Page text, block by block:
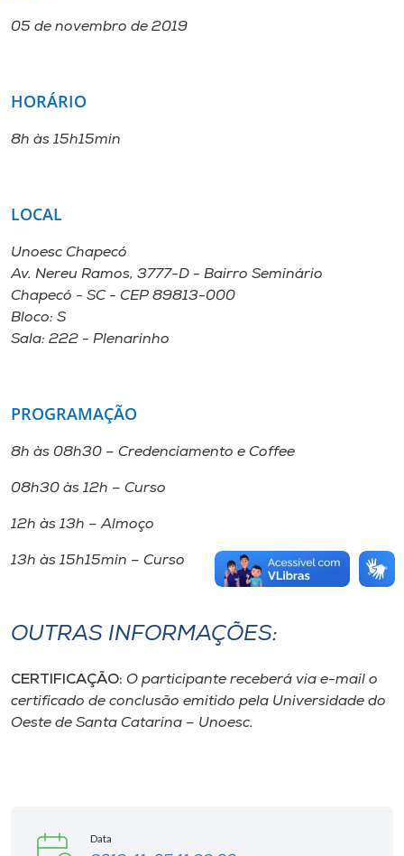
05 de novembro de 2019
HORÁRIO
8h às 15h15min
LOCAL
Unoesc Chapecó
Av. Nereu Ramos, 3777-D - Bairro Seminário
Chapecó - SC - CEP 89813-000
Bloco: S
Sala: 222 - Plenarinho
PROGRAMAÇÃO
8h às 08h30 – Credenciamento e Coffee
08h30 às 12h – Curso
12h às 13h – Almoço
13h às 15h15min – Curso
OUTRAS INFORMAÇÕES:
CERTIFICAÇÃO: O participante receberá via e-mail o
certificado de conclusão emitido pela Universidade do
Oeste de Santa Catarina – Unoesc.
Data